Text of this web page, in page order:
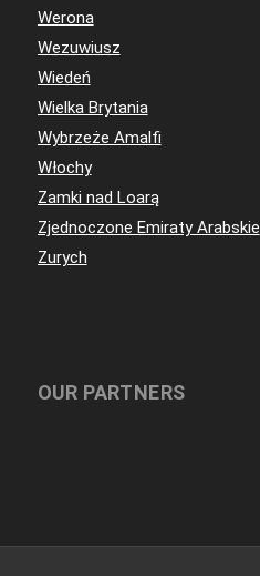
Werona
Wezuwiusz
Wiedeń
Wielka Brytania
Wybrzeże Amalfi
Włochy
Zamki nad Loarą
Zjednoczone Emiraty Arabskie
Zurych
OUR PARTNERS